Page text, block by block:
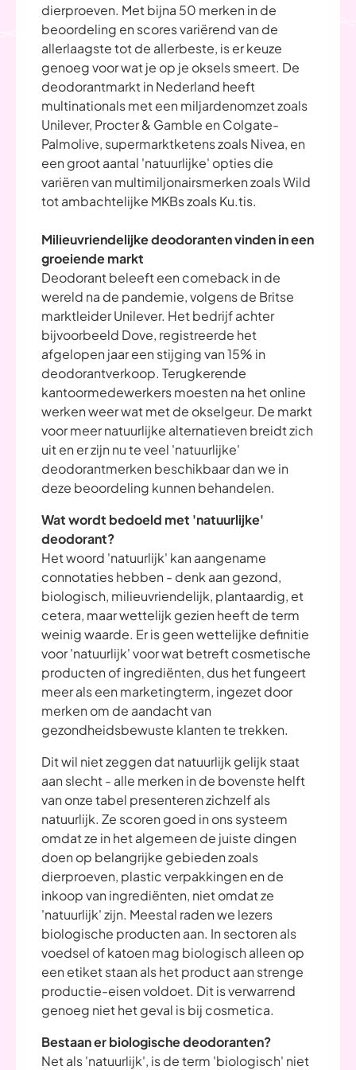
dierproeven. Met bijna 50 merken in de
beoordeling en scores variërend van de
allerlaagste tot de allerbeste, is er keuze
genoeg voor wat je op je oksels smeert. De
deodorantmarkt in Nederland heeft
multinationals met een miljardenomzet zoals
Unilever, Procter & Gamble en Colgate-
Palmolive, supermarktketens zoals Nivea, en
een groot aantal 'natuurlijke' opties die
variëren van multimiljonairsmerken zoals Wild
tot ambachtelijke MKBs zoals Ku.tis.
Milieuvriendelijke deodoranten vinden in een
groeiende markt
Deodorant beleeft een comeback in de
wereld na de pandemie, volgens de Britse
marktleider Unilever. Het bedrijf achter
bijvoorbeeld Dove, registreerde het
afgelopen jaar een stijging van 15% in
deodorantverkoop. Terugkerende
kantoormedewerkers moesten na het online
werken weer wat met de okselgeur. De markt
voor meer natuurlijke alternatieven breidt zich
uit en er zijn nu te veel 'natuurlijke'
deodorantmerken beschikbaar dan we in
deze beoordeling kunnen behandelen.
Wat wordt bedoeld met 'natuurlijke'
deodorant?
Het woord 'natuurlijk' kan aangename
connotaties hebben - denk aan gezond,
biologisch, milieuvriendelijk, plantaardig, et
cetera, maar wettelijk gezien heeft de term
weinig waarde. Er is geen wettelijke definitie
voor 'natuurlijk' voor wat betreft cosmetische
producten of ingrediënten, dus het fungeert
meer als een marketingterm, ingezet door
merken om de aandacht van
gezondheidsbewuste klanten te trekken.
Dit wil niet zeggen dat natuurlijk gelijk staat
aan slecht - alle merken in de bovenste helft
van onze tabel presenteren zichzelf als
natuurlijk. Ze scoren goed in ons systeem
omdat ze in het algemeen de juiste dingen
doen op belangrijke gebieden zoals
dierproeven, plastic verpakkingen en de
inkoop van ingrediënten, niet omdat ze
'natuurlijk' zijn. Meestal raden we lezers
biologische producten aan. In sectoren als
voedsel of katoen mag biologisch alleen op
een etiket staan als het product aan strenge
productie-eisen voldoet. Dit is verwarrend
genoeg niet het geval is bij cosmetica.
Bestaan er biologische deodoranten?
Net als 'natuurlijk', is de term 'biologisch' niet